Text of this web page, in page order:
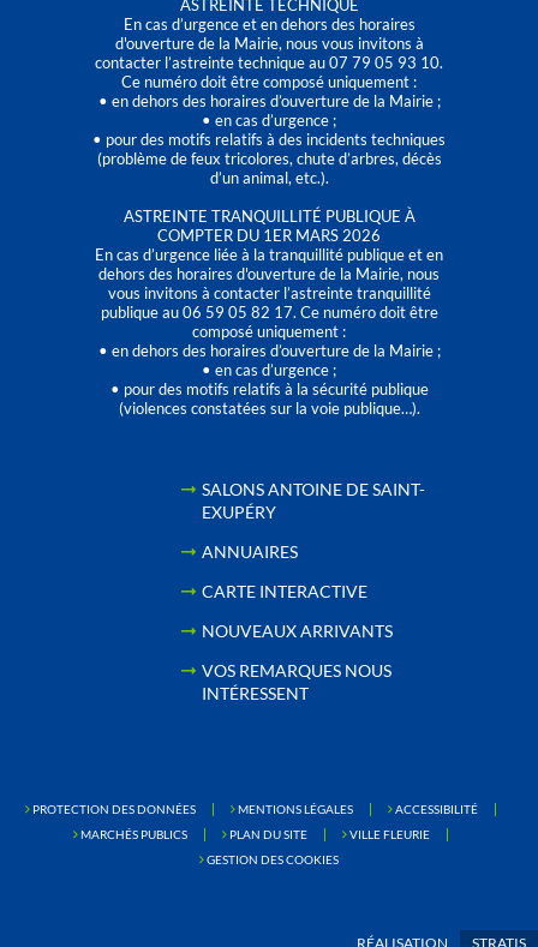
ASTREINTE TECHNIQUE
En cas d’urgence et en dehors des horaires
d'ouverture de la Mairie, nous vous invitons à
contacter l’astreinte technique au 07 79 05 93 10.
Ce numéro doit être composé uniquement :
• en dehors des horaires d’ouverture de la Mairie ;
• en cas d’urgence ;
• pour des motifs relatifs à des incidents techniques
(problème de feux tricolores, chute d’arbres, décès
d’un animal, etc.).
ASTREINTE TRANQUILLITÉ PUBLIQUE À
COMPTER DU 1ER MARS 2026
En cas d’urgence liée à la tranquillité publique et en
dehors des horaires d'ouverture de la Mairie, nous
vous invitons à contacter l’astreinte tranquillité
publique au 06 59 05 82 17. Ce numéro doit être
composé uniquement :
• en dehors des horaires d’ouverture de la Mairie ;
• en cas d’urgence ;
• pour des motifs relatifs à la sécurité publique
(violences constatées sur la voie publique…).
SALONS ANTOINE DE SAINT-
EXUPÉRY
ANNUAIRES
CARTE INTERACTIVE
NOUVEAUX ARRIVANTS
VOS REMARQUES NOUS
INTÉRESSENT
PROTECTION DES DONNÉES MENTIONS LÉGALES
ACCESSIBILITÉ
MARCHÉS PUBLICS
PLAN DU SITE
VILLE FLEURIE
GESTION DES COOKIES
RÉALISATION STRATIS